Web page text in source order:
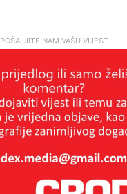
POŠALJITE NAM VAŠU VIJEST